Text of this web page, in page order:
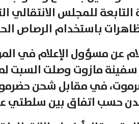
للمجلس الانتقالي
باستخدام الرصاص
عن مسؤول الإعلام في
في مقابل شحن
حسب اتفاق بين سلطتي